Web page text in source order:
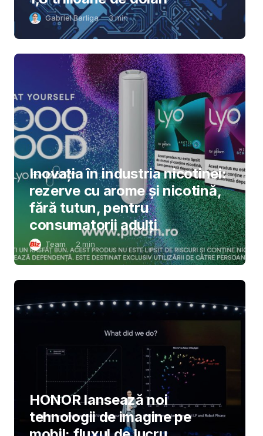
Gabriel Barliga 3min
Inovația în industria nicotinei:
rezerve cu arome și nicotină,
fără tutun, pentru
consumatorii adulți
Team 2 min
HONOR lansează noi
tehnologii de imagine pe